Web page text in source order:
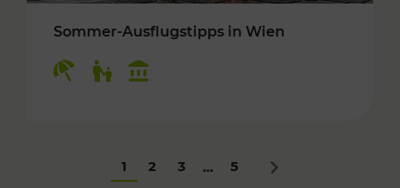
Sommer-Ausflugstipps in Wien
1 2 3 ... 5 Nächstes